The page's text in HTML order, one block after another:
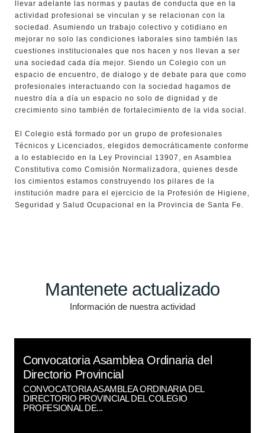
llevar adelante las normas y pautas de conducta que en la
actividad profesional se vinculan y se relacionan con la
sociedad. Asumiendo un trabajo colectivo y cotidiano en
mejorar no solo las condiciones laborales sino también las
cuestiones institucionales que nos hacen y nos llevan a ser
una sociedad cada día mejor. Siendo un Colegio con un
espacio de encuentro, de dialogo y de debate para que como
profesionales interactuando con la sociedad hagamos de
nuestro día a día un espacio no solo de dignidad y de
crecimiento sino también de fortalecimiento de la vida social.
El Colegio está formado por un grupo de profesionales
Técnicos y Licenciados, elegidos democráticamente conforme
a lo establecido en la Ley Provincial 13907, en Asamblea
Constitutiva como Comisión Normalizadora, quienes desde
los cimientos estamos construyendo los pilares de la
institución madre para el ejercicio de la Profesión de Higiene,
Seguridad y Salud Ocupacional en la Provincia de Santa Fe.
Mantenete actualizado
Información de nuestra actividad
Convocatoria Asamblea Ordinaria del
Directorio Provincial
CONVOCATORIA ASAMBLEA ORDINARIA DEL
DIRECTORIO PROVINCIAL DEL COLEGIO
PROFESIONAL DE...